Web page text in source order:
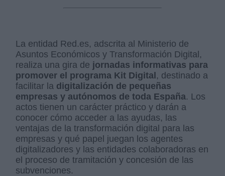
La entidad Red.es, adscrita al Ministerio de
Asuntos Económicos y Transformación Digital,
realiza una gira de jornadas informativas para
promover el programa Kit Digital, destinado a
facilitar la digitalización de pequeñas
empresas y autónomos de toda España. Los
actos tienen un carácter práctico y darán a
conocer cómo acceder a las ayudas, las
ventajas de la transformación digital para las
empresas y qué papel juegan los agentes
digitalizadores y las entidades colaboradoras en
el proceso de tramitación y concesión de las
subvenciones.